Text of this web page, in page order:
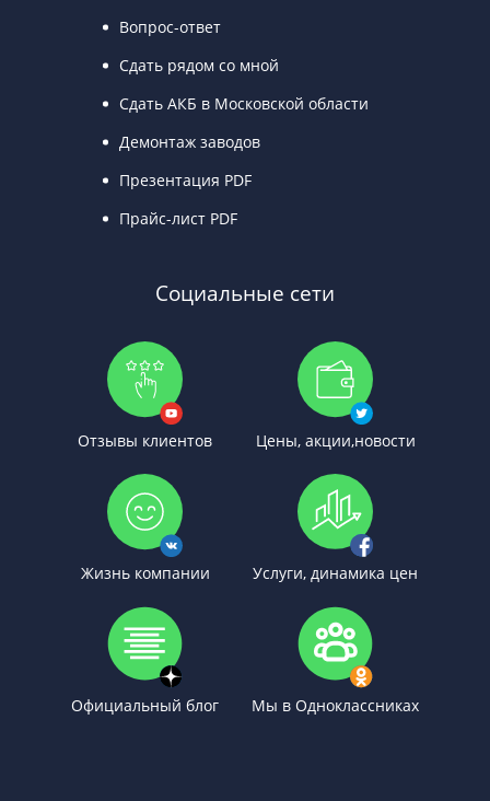
Вопрос-ответ
Сдать рядом со мной
Сдать АКБ в Московской области
Демонтаж заводов
Презентация PDF
Прайс-лист PDF
Социальные сети
Отзывы клиентов Цены, акции,новости
Жизнь компании Услуги, динамика цен
Официальный блог Мы в Одноклассниках